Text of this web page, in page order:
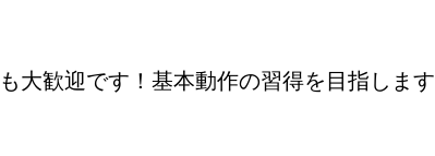
大歓迎です！基本動作の習得を目指します